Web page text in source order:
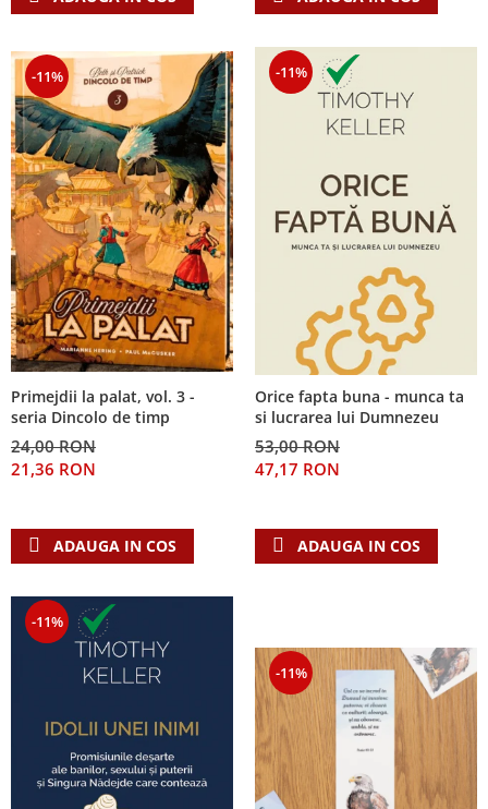
-11%
Primejdii la palat, vol. 3 -
seria Dincolo de timp
24,00 RON
21,36 RON
ADAUGA IN COS
-11%
Orice fapta buna - munca ta
si lucrarea lui Dumnezeu
53,00 RON
47,17 RON
ADAUGA IN COS
-11%
-11%